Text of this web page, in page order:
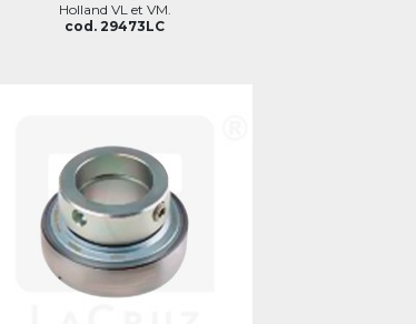
Holland VL et VM.
cod. 29473LC